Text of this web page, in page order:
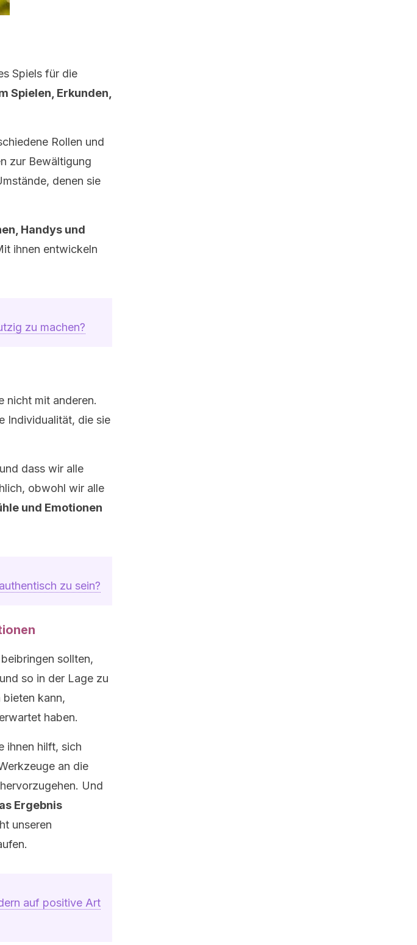
Spiels für die
Spielen, Erkunden,
Rollen und
zur Bewältigung
denen sie
Handys und
ihnen entwickeln
zu machen?
nicht mit anderen.
Individualität, die sie
dass wir alle
obwohl wir alle
und Emotionen
zu sein?
sollten,
so in der Lage zu
kann,
haben.
ihnen hilft, sich
an die
Und
Ergebnis
unseren
auf positive Art